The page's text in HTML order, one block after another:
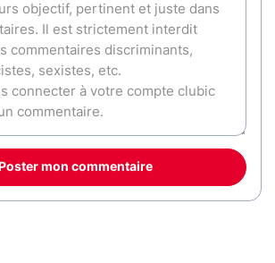
Poster mon commentaire